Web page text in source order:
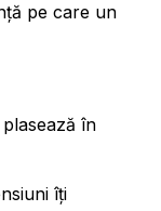
pe care un
în
îți